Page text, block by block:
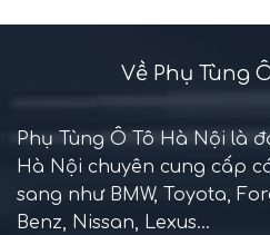
Về Phụ Tùng
Phụ Tùng Ô Tô Hà Nội là
Hà Nội chuyên cung cấp
sang như BMW, Toyota,
Benz, Nissan, Lexus...